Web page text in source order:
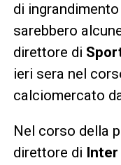
di
sarebbero
direttore di
ieri sera nel
calciomercato
Nel corso della
direttore di